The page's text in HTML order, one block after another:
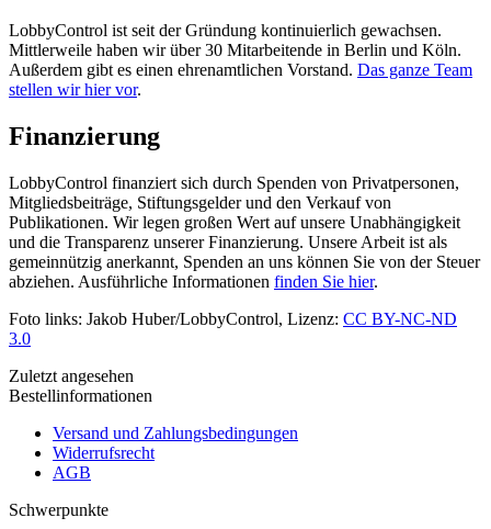
LobbyControl ist seit der Gründung kontinuierlich gewachsen.
Mittlerweile haben wir über 30 Mitarbeitende in Berlin und Köln.
Außerdem gibt es einen ehrenamtlichen Vorstand. Das ganze Team
stellen wir hier vor.
Finanzierung
LobbyControl finanziert sich durch Spenden von Privatpersonen,
Mitgliedsbeiträge, Stiftungsgelder und den Verkauf von
Publikationen. Wir legen großen Wert auf unsere Unabhängigkeit
und die Transparenz unserer Finanzierung. Unsere Arbeit ist als
gemeinnützig anerkannt, Spenden an uns können Sie von der Steuer
abziehen. Ausführliche Informationen finden Sie hier.
Foto links: Jakob Huber/LobbyControl, Lizenz: CC BY-NC-ND
3.0
Zuletzt angesehen
Bestellinformationen
Versand und Zahlungsbedingungen
Widerrufsrecht
AGB
Schwerpunkte